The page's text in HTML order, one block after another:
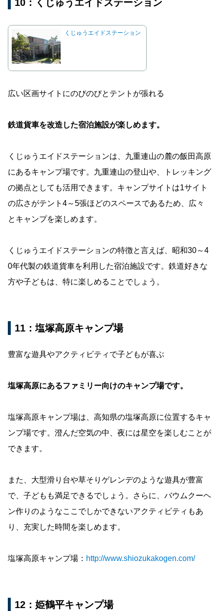
10：くじゅうエイドステーション
くじゅうエイドステーション
広い区画サイトにのびのびとテントが張れる
鉄道貨車を改造した宿泊施設が楽しめます。
くじゅうエイドステーションは、九重連山の麓の飯田高原
にあるキャンプ場です。九重連山の登山や、トレッキング
の拠点としても活用できます。キャンプサイトは1サイト
の広さがテント4～5張ほどのスペースであるため、広々
とキャンプを楽しめます。
くじゅうエイドステーションの特徴と言えば、昭和30～4
0年代製の鉄道貨車を利用した宿泊施設です。鉄道好きな
方や子どもは、特に楽しめることでしょう。
11：塩塚高原キャンプ場
豊富な遊具やアクティビティで子どもが喜ぶ
塩塚高原にあるファミリー向けのキャンプ場です。
塩塚高原キャンプ場は、高知県の塩塚高原に位置するキャ
ンプ場です。澄んだ空気の中、夜には星空を楽しむことが
できます。
また、大型滑り台や草そりゲレンデのような遊具が豊富
で、子どもも満足できるでしょう。さらに、バウムクーヘ
ン作りのようなここでしかできないアクティビティもあ
り、充実した時間を楽しめます。
塩塚高原キャンプ場： http://www.shiozukakogen.com/
12：姫鶴平キャンプ場